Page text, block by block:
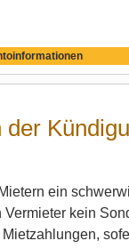
ein
kein